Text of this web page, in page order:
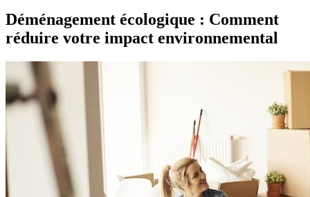
Déménagement écologique : Comment
réduire votre impact environnemental